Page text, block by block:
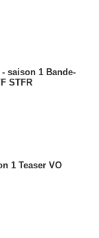
saison 1 Bande-
STFR
1 Teaser VO